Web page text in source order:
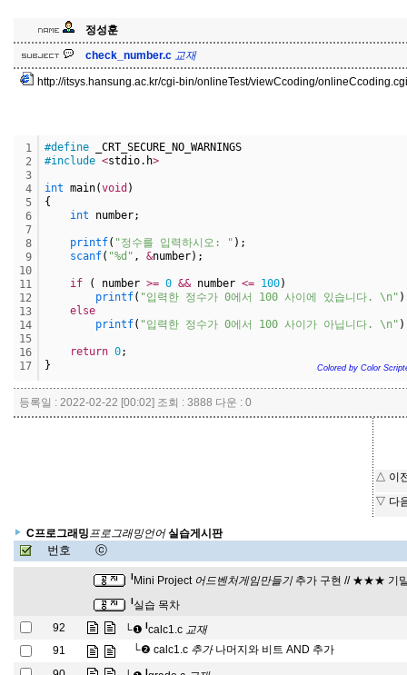
정성훈
check_number.c 교
재
http://itsys.hansung.ac.kr/cgi-bin/onlineTest/viewCcoding/
1
2
3
4
5
6
7
8
9
10
11
12
13
14
15
16
17
#define _CRT_SECURE_NO_WARNINGS
#include <stdio.h>
int main(void )
{
int number;
printf( "정수를 입력하시오: " );
scanf( "%d" , &number);
if ( number >= 0 && number <= 100)
printf( "입력한 정수가 0에서 100 사이에 있습니다. \n"
else
printf( "입력한 정수가 0에서 100 사이가 아닙니다. \n"
return 0;
}
Colored by Color
등록일 : 2022-02-22 [00:02] 조회 : 3888 다운 : 0
△ 이
▽ 다
C프로그래밍 래밍 언실습게시판
번호 ⓒ
l Mini Project 어 드벤처 게 임 만
들 기 추가 구현 // ★★★ 기말
l실습 목차
92
└❶ lcalc1.c 재
91 └❷ calc1.c 추 가나머지와 비트 AND 추가
l 재